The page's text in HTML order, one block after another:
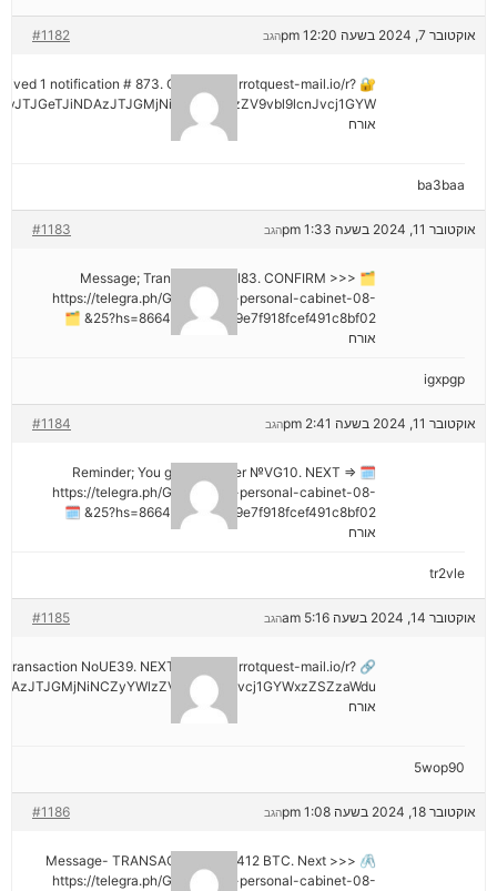
אוקטובר 7, 2024 בשעה 12:20 pm #1182 הגב
1 notification # 873. Go > out.carrotquest-mail.io/r?
אורח
ba3baa
אוקטובר 11, 2024 בשעה 1:33 pm #1183 הגב
🗂 Message; Transaction #KI83. CONFIRM >>>
https://telegra.ph/Go-to-your-personal-cabinet-08-
25?hs=8664c520642b9e7f918fcef491c8bf02& 🗂
אורח
igxpgp
אוקטובר 11, 2024 בשעה 2:41 pm #1184 הגב
🗓 Reminder; You got a transfer №VG10. NEXT =>
https://telegra.ph/Go-to-your-personal-cabinet-08-
25?hs=8664c520642b9e7f918fcef491c8bf02& 🗓
אורח
tr2vle
אוקטובר 14, 2024 בשעה 5:16 am #1185 הגב
Transaction NoUE39. NEXT >> out.carrotquest-mail.io/r?
אורח
5wop90
אוקטובר 18, 2024 בשעה 1:08 pm #1186 הגב
🖇 Message- TRANSACTION 1.82412 BTC. Next >>>
https://telegra.ph/Go-to-your-personal-cabinet-08-